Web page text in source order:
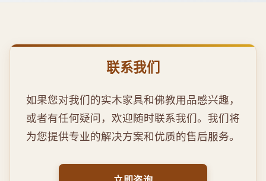
联系我们
如果您对我们的实木家具和佛教用品感兴趣，
或者有任何疑问，欢迎随时联系我们。我们将
为您提供专业的解决方案和优质的售后服务。